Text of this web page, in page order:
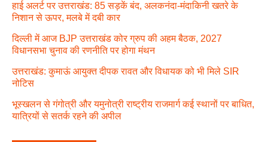
हाई अलर्ट पर उत्तराखंड: 85 सड़कें बंद, अलकनंदा-मंदाकिनी खतरे के
निशान से ऊपर, मलबे में दबी कार
दिल्ली में आज BJP उत्तराखंड कोर ग्रुप की अहम बैठक, 2027
विधानसभा चुनाव की रणनीति पर होगा मंथन
उत्तराखंड: कुमाऊं आयुक्त दीपक रावत और विधायक को भी मिले SIR
नोटिस
भूस्खलन से गंगोत्री और यमुनोत्री राष्ट्रीय राजमार्ग कई स्थानों पर बाधित,
यात्रियों से सतर्क रहने की अपील